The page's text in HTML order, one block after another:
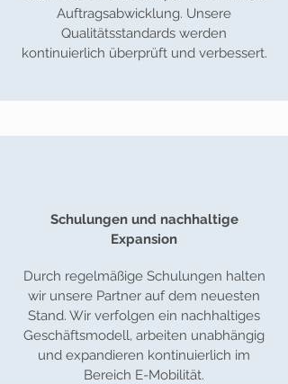
Auftragsabwicklung. Unsere
Qualitätsstandards werden
kontinuierlich überprüft und verbessert.
Schulungen und nachhaltige
Expansion
Durch regelmäßige Schulungen halten
wir unsere Partner auf dem neuesten
Stand. Wir verfolgen ein nachhaltiges
Geschäftsmodell, arbeiten unabhängig
und expandieren kontinuierlich im
Bereich E-Mobilität.